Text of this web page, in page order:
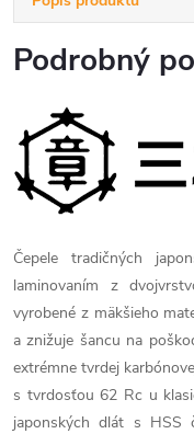
Podrobný
Čepele tradičných
laminovaním z
vyrobené z mäkšieho
a znižuje šancu na
extrémne tvrdej
s tvrdosťou 62 Rc u
japonských dlát s HSS